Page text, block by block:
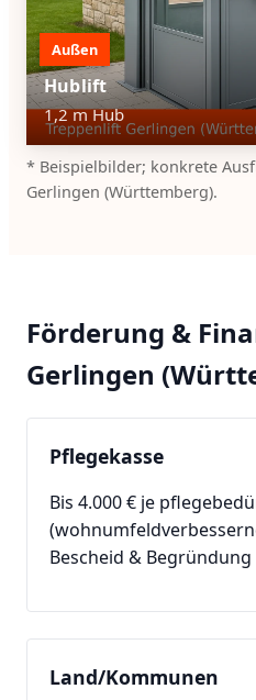
Außen
Hublift
1,2 m Hub
* Beispielbilder; konkrete
Gerlingen (Württemberg).
Förderung &
Gerlingen
Pflegekasse
Bis 4.000 € je
Bescheid &
Land/Kommunen